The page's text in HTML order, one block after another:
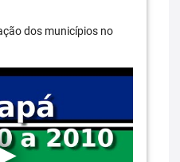
dos municípios no